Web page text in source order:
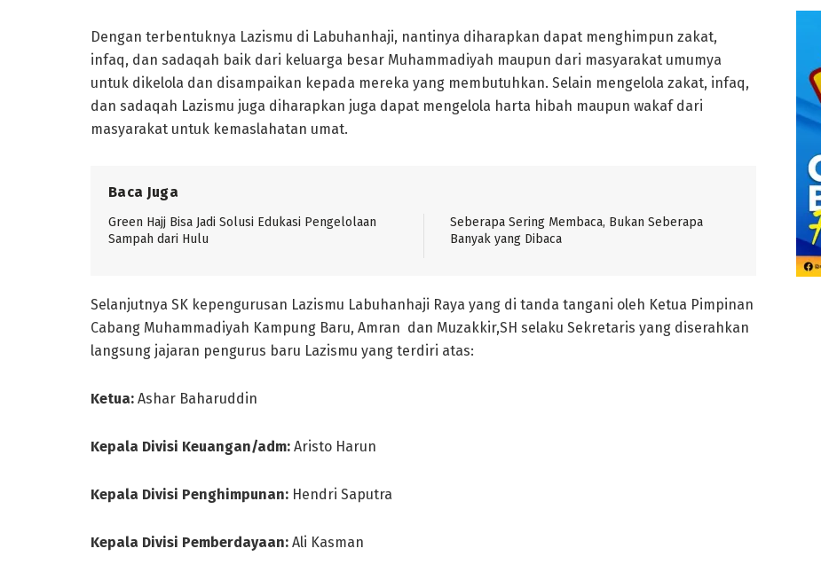
Dengan terbentuknya Lazismu di Labuhanhaji, nantinya diharapkan dapat menghimpun zakat,
infaq, dan sadaqah baik dari keluarga besar Muhammadiyah maupun dari masyarakat umumya
untuk dikelola dan disampaikan kepada mereka yang membutuhkan. Selain mengelola zakat, infaq,
dan sadaqah Lazismu juga diharapkan juga dapat mengelola harta hibah maupun wakaf dari
masyarakat untuk kemaslahatan umat.
Baca Juga
Green Hajj Bisa Jadi Solusi Edukasi Pengelolaan
Sampah dari Hulu
Seberapa Sering Membaca, Bukan Seberapa
Banyak yang Dibaca
Selanjutnya SK kepengurusan Lazismu Labuhanhaji Raya yang di tanda tangani oleh Ketua Pimpinan
Cabang Muhammadiyah Kampung Baru, Amran dan Muzakkir,SH selaku Sekretaris yang diserahkan
langsung jajaran pengurus baru Lazismu yang terdiri atas:
Ketua: Ashar Baharuddin
Kepala Divisi Keuangan/adm: Aristo Harun
Kepala Divisi Penghimpunan: Hendri Saputra
Kepala Divisi Pemberdayaan: Ali Kasman